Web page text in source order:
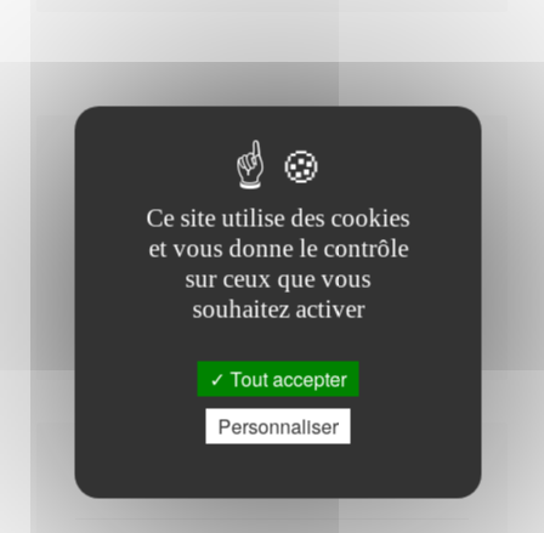
Horaires Mairie
Jeudi : - 09h00 à 10h00
Vendredi : - 17h00 à 19h00
Ce site utilise des cookies
et vous donne le contrôle
sur ceux que vous
souhaitez activer
Tout accepter
Personnaliser